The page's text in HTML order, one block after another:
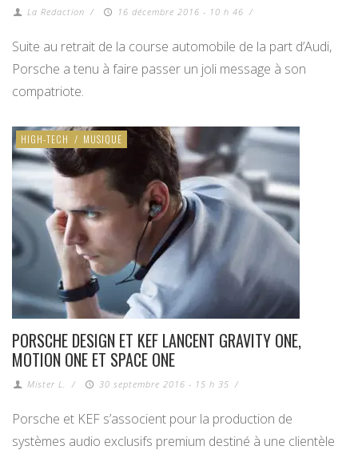
La Redaction / 16 décembre 2016 - 10 h 46 /
Suite au retrait de la course automobile de la part d’Audi,
Porsche a tenu à faire passer un joli message à son
compatriote.
HIGH-TECH / MUSIQUE
PORSCHE DESIGN ET KEF LANCENT GRAVITY ONE,
MOTION ONE ET SPACE ONE
Mister L. / 30 septembre 2016 - 15 h 35 /
Porsche et KEF s’associent pour la production de
systèmes audio exclusifs premium destiné à une clientèle